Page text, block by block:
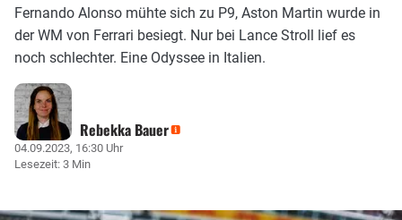
Fernando Alonso mühte sich zu P9, Aston Martin wurde in
der WM von Ferrari besiegt. Nur bei Lance Stroll lief es
noch schlechter. Eine Odyssee in Italien.
Rebekka Bauer
04.09.2023, 16:30 Uhr
Lesezeit: 3 Min